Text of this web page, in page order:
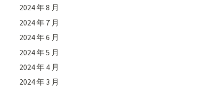
2024 年 8 月
2024 年 7 月
2024 年 6 月
2024 年 5 月
2024 年 4 月
2024 年 3 月